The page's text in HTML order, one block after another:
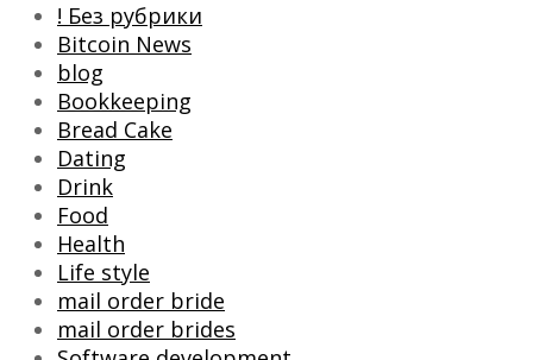
! Без рубрики
Bitcoin News
blog
Bookkeeping
Bread Cake
Dating
Drink
Food
Health
Life style
mail order bride
mail order brides